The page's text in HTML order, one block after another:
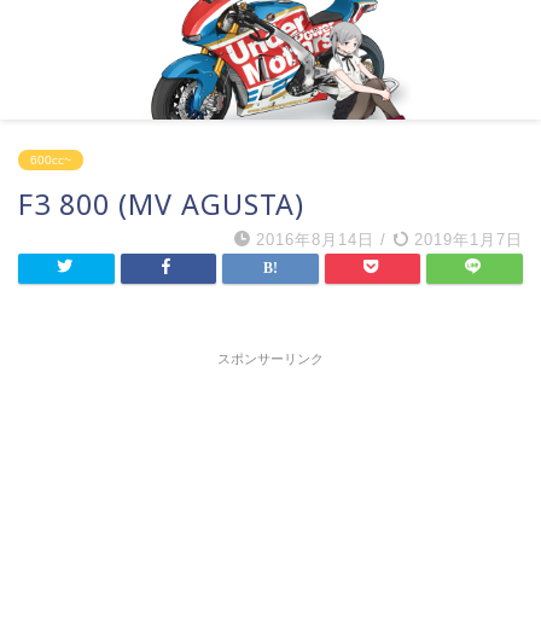
600cc~
F3 800 (MV AGUSTA)
2016年8月14日 / 2019年1月7日
スポンサーリンク